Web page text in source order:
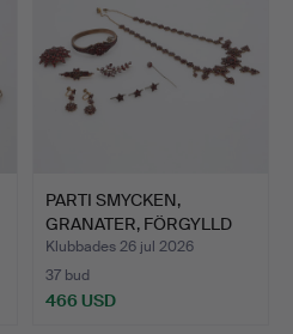
PARTI SMYCKEN,
GRANATER, FÖRGYLLD
METALL.
Klubbades 26 jul 2026
37 bud
466 USD